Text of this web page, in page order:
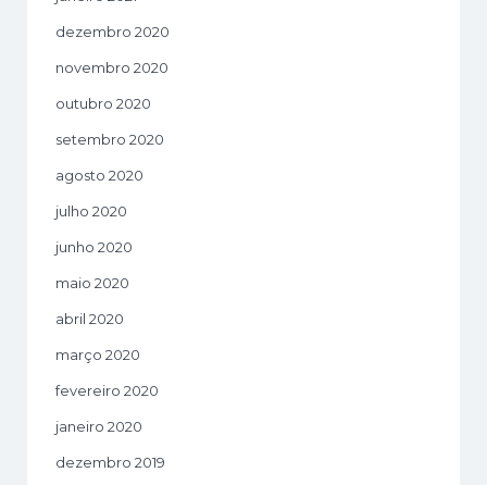
dezembro 2020
novembro 2020
outubro 2020
setembro 2020
agosto 2020
julho 2020
junho 2020
maio 2020
abril 2020
março 2020
fevereiro 2020
janeiro 2020
dezembro 2019